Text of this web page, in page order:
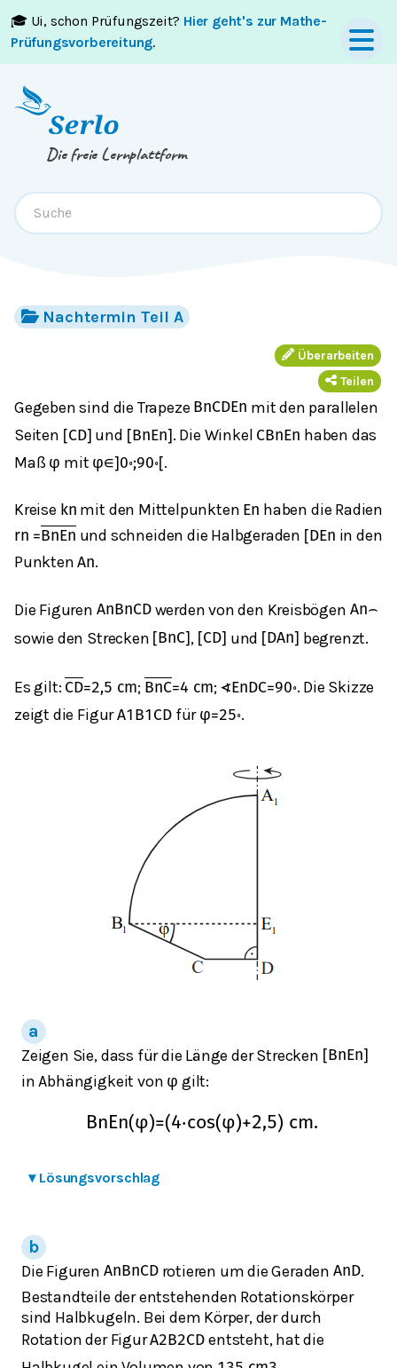
🎓 Ui, schon Prüfungszeit? Hier geht's zur Mathe-
Prüfungsvorbereitung.
Springe zumInhaltoderFooter
Die freie Lernplattform
Nachtermin Teil A
Überarbeiten
Teilen
Gegeben sind die Trapeze BnCDEn mit den parallelen
Seiten [CD] und [ Bn En] . Die Winkel CBn En haben das
Maß φ mit φ∈] 0∘;90∘[.
Kreise kn mit den Mittelpunkten En haben die Radien
rn = Bn En und schneiden die Halbgeraden [ DEn in den
PunktenAn.
Die Figuren An BnCDwerden von den Kreisbögen An⌢
sowie den Strecken BnC , CD] und DAn begrenzt.
Es gilt: CD=2,5 cm; BnC=4 cm; ∢ En DC=90∘. Die Skizze
zeigt die FigurA1 B1 CDfür φ=25∘.
Zeigen Sie, dass für die Länge der Strecken [ Bn En]
in Abhängigkeit von φ gilt:
Bn En(φ)=(4⋅cos(φ)+2,5) cm.
▾ Lösungsvorschlag
Die Figuren An BnCDrotieren um die Geraden An D.
Bestandteile der entstehenden Rotationskörper
sind Halbkugeln. Bei dem Körper, der durch
Rotation der FigurA2 B2CD entsteht, hat die